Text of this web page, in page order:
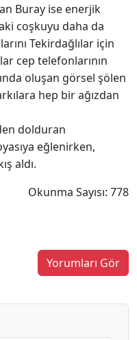
Buray ise enerjik
coşkuyu daha da
Tekirdağlılar için
cep telefonlarının
oluşan görsel şölen
hep bir ağızdan
dolduran
eğlenirken,
aldı.
Okunma Sayısı: 778
Yorumları Gör